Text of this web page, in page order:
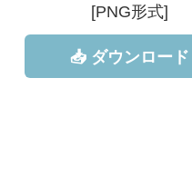
[PNG形式]
📥 ダウンロード